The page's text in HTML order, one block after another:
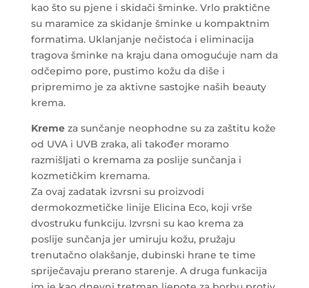
kao što su pjene i skidači šminke. Vrlo praktične
su maramice za skidanje šminke u kompaktnim
formatima. Uklanjanje nečistoća i eliminacija
tragova šminke na kraju dana omogućuje nam da
odčepimo pore, pustimo kožu da diše i
pripremimo je za aktivne sastojke naših beauty
krema.
Kreme za sunčanje neophodne su za zaštitu kože
od UVA i UVB zraka, ali također moramo
razmišljati o kremama za poslije sunčanja i
kozmetičkim kremama.
Za ovaj zadatak izvrsni su proizvodi
dermokozmetičke linije Elicina Eco, koji vrše
dvostruku funkciju. Izvrsni su kao krema za
poslije sunčanja jer umiruju kožu, pružaju
trenutačno olakšanje, dubinski hrane te time
spriječavaju prerano starenje. A druga funkacija